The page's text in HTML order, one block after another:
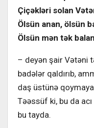
Çiçəkləri solan
Ölsün anan, ölsün
Ölsün mən tək
– deyən şair Vətəni
badələr qaldırıb,
daş üstünə
Təəssüf ki, bu da
bu tayda.